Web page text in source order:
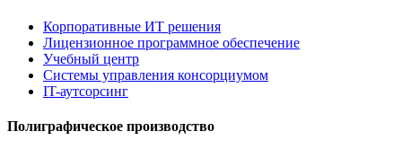
Корпоративные ИТ решения
Лицензионное программное обеспечение
Учебный центр
Системы управления консорциумом
IT-аутсорсинг
Полиграфическое производство